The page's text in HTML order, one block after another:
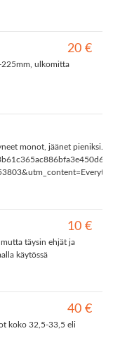
20 €
225mm, ulkomitta
monot, jäänet
10 €
täysin ehjät ja
käytössä
40 €
koko 32,5-33,5 eli